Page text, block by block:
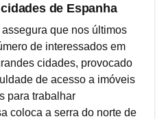
de Espanha
que nos últimos
de interessados em
cidades, provocado
de acesso a imóveis
para trabalhar
coloca a serra do norte de